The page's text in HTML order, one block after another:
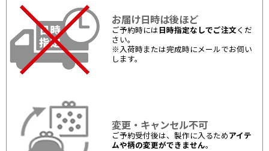
お届け日時は後ほど
ご予約時には 日時指定なしでご注文 くだ
さい。
※入荷時または完成時にメールでお伺い
します。
変更・キャンセル不可
ご予約受付後は、製作に入るため アイテ
ムや柄の変更ができません。